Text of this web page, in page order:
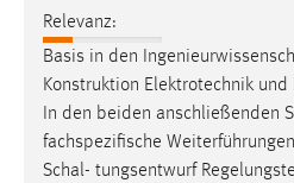
Relevanz:
Basis in den
Konstruktion Elektrotechnik und
In den beiden anschließenden
fachspezifische
Schal- tungsentwurf